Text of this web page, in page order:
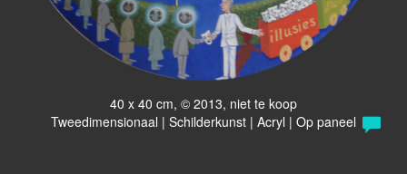
40 x 40 cm, © 2013, niet te koop
Tweedimensionaal | Schilderkunst | Acryl | Op paneel